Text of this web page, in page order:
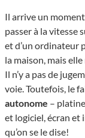
Il arrive un
passer à la vitesse
et d’un ordinateur
la maison, mais elle
Il n’y a pas de
voie. Toutefois, le
autonome –
et logiciel, écran
qu’on se le dise!